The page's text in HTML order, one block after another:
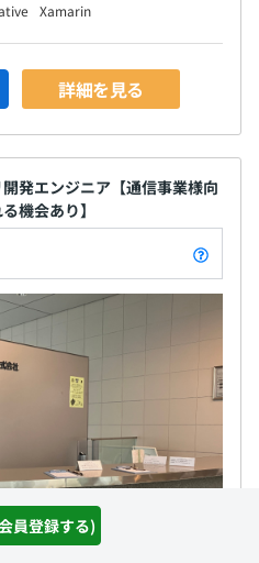
員登録する)
Xamarin
詳細を見る
発エンジニア【通信事業様向
機会あり】